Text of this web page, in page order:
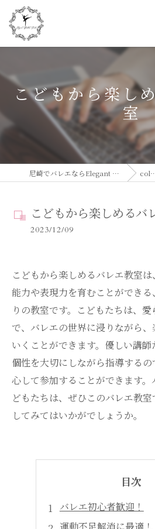
こどもから楽し
室
尼崎でバレエならElegant Ballet Studio column
こどもから楽しめるバ
2023/12/09
こどもから楽しめるバレエ教室
能力や表現力を育むことができ
りの教室です。こどもたちは、
で、バレエの世界に浸りながら
いくことができます。優しい講
個性を大切にしながら指導する
心して参加することができます
どもたちは、ぜひこのバレエ教
してみてはいかがでしょうか。
目次
バレエ初心者歓迎！